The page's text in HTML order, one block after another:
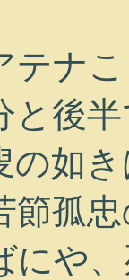
ナ
と後
の如
節孤
にや